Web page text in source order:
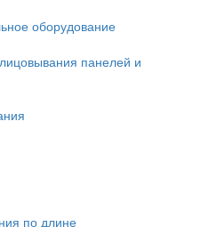
оборудование
панелей и
по длине